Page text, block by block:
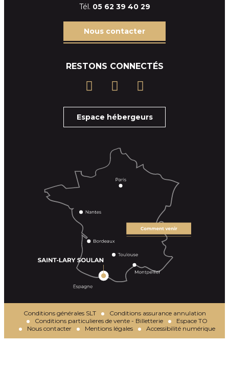
Tél. 05 62 39 40 29
Nous contacter
RESTONS CONNECTÉS
Espace hébergeurs
Conditions générales SLT
Conditions assurance annulation
Conditions particulieres de vente - Billetterie
Espace TO
Nous contacter
Mentions légales Accessibilité numérique